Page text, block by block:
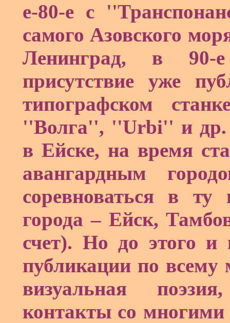
е-80-е с
самого Азовского
Ленинград, в 90-
присутствие уже
типографском
''Волга'', ''Urbi'' и др.
в Ейске, на время
авангардным
соревноваться в
города – Ейск,
счет). Но до этого и
публикации по всему
визуальная
контакты со